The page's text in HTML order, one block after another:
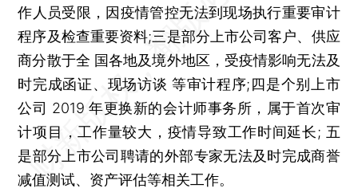
作人员受限，因疫情管控无法到现场执行重要审计
程序及检查重要资料;三是部分上市公司客户、供应
商分散于全 国各地及境外地区，受疫情影响无法及
时完成函证、现场访谈 等审计程序;四是个别上市
公司 2019 年更换新的会计师事务所，属于首次审
计项目，工作量较大，疫情导致工作时间延长; 五
是部分上市公司聘请的外部专家无法及时完成商誉
减值测试、资产评估等相关工作。